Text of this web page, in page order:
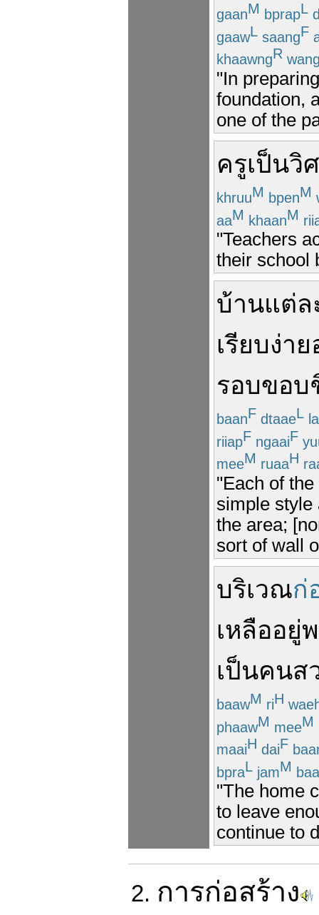
gaanM bprapL
gaawL saangF
khaawngR
"In
foundation,
one of the
ครูเป็นวิ
khruuM bpenM
aaM khaanM
"Teachers
their school
บ้านแต่ล
เรียบง่าย
รอบขอบ
baanF dtaaeL la
riiapF ngaaiF
meeM ruaaH
"Each of
simple style
the area;
sort of wall
บริเวณก่
เหลืออยู่
เป็นคนส
baawM riH
phaawM meeM
maaiH daiF
bpraL jamM
"The home
to leave
continue to
2. การก่อสร้าง